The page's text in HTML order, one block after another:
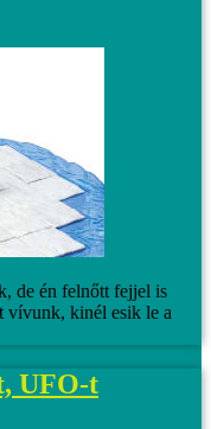
de én felnőtt fejjel is
vívunk, kinél esik le a
UFO-t